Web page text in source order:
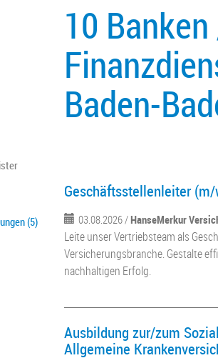
(5)
10
Baden-
Geschäftsstellenleiter
03.08.2026 /HanseMerkur
Leite unser Vertriebsteam als
Versicherungsbranche. Gestalte
nachhaltigen Erfolg.
Ausbildung zur/zum
Allgemeine